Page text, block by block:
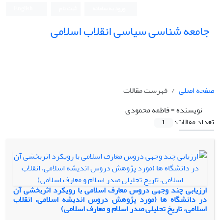
جامعه شناسی سیاسی انقلاب اسلامی
صفحه اصلی
فهرست مقالات
نویسنده =فاطمه محمودی
تعداد مقالات:
1
ارزیابی چند وجهی دروس معارف اسلامی با رویکرد اثربخشی آن
در دانشگاه ها (مورد پژوهش دروس اندیشه اسلامی، انقلاب
اسلامی، تاریخ تحلیلی صدر اسلام و معارف اسلامی)